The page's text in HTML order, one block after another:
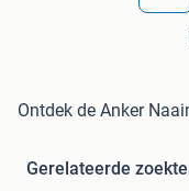
Ontdek de Anker
Gerelateerde